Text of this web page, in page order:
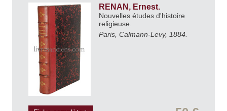
RENAN, Ernest.
Nouvelles études d'histoire
religieuse.
Paris, Calmann-Levy, 1884.